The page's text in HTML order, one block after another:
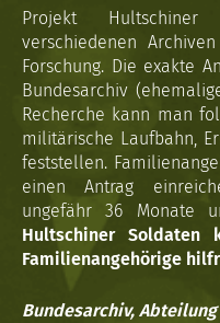
Projekt
verschiedenen
Forschung. Die exakte
Bundesarchiv
Recherche kann man
militärische Laufbahn,
feststellen.
einen Antrag
ungefähr 36 Monate
Hultschiner
Familienangehörige
Bundesarchiv, Abteilung